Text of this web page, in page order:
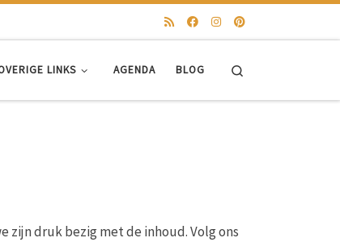
LINKS AGENDA BLOG
zijn druk bezig met de inhoud. Volg ons